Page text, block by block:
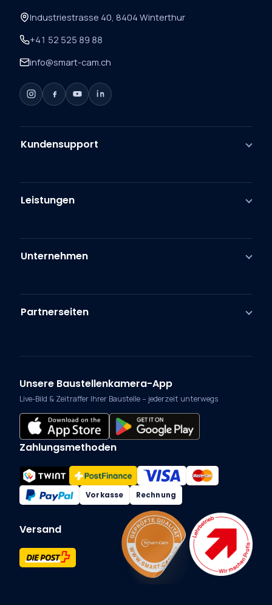
Industriestrasse 40, 8404 Winterthur
+41 52 525 89 88
info@smart-cam.ch
Kundensupport
Leistungen
Unternehmen
Partnerseiten
Unsere Baustellenkamera-App
Live-Bild & Zeitraffer Ihrer Baustelle – jederzeit unterwegs
Zahlungsmethoden
Vorkasse Rechnung
Versand